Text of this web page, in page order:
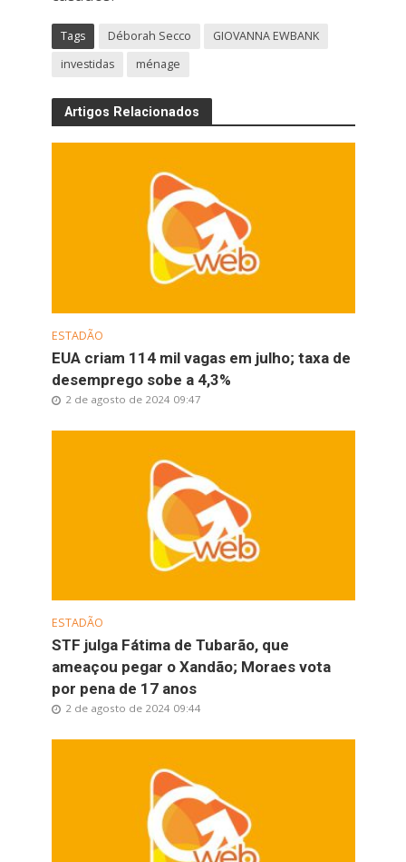
Tags Déborah Secco
GIOVANNA EWBANK
investidas
ménage
Artigos Relacionados
ESTADÃO
EUA criam 114 mil vagas em julho; taxa de
desemprego sobe a 4,3%
2 de agosto de 2024 09:47
ESTADÃO
STF julga Fátima de Tubarão, que
ameaçou pegar o Xandão; Moraes vota
por pena de 17 anos
2 de agosto de 2024 09:44